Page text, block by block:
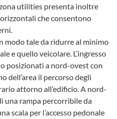
zona utilities presenta inoltre
che consentono
modo tale da ridurre al minimo
e quello veicolare. L’ingresso
posizionati a nord-ovest con
dell’area il percorso degli
attorno all’edificio. A nord-
una rampa percorribile da
scala per l’accesso pedonale